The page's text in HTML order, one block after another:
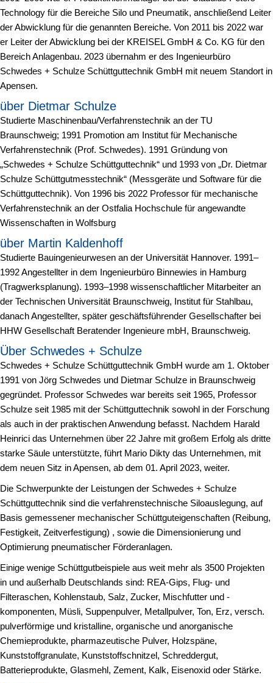
Technology für die Bereiche Silo und Pneumatik, anschließend Leiter
der Abwicklung für die genannten Bereiche. Von 2011 bis 2022 war
er Leiter der Abwicklung bei der KREISEL GmbH & Co. KG für den
Bereich Anlagenbau. 2023 übernahm er des Ingenieurbüro
Schwedes + Schulze Schüttguttechnik GmbH mit neuem Standort in
Apensen.
über Dietmar Schulze
Studierte Maschinenbau/Verfahrenstechnik an der TU
Braunschweig; 1991 Promotion am Institut für Mechanische
Verfahrenstechnik (Prof. Schwedes). 1991 Gründung von
„Schwedes + Schulze Schüttguttechnik“ und 1993 von „Dr. Dietmar
Schulze Schüttgutmesstechnik“ (Messgeräte und Software für die
Schüttguttechnik). Von 1996 bis 2022 Professor für mechanische
Verfahrenstechnik an der Ostfalia Hochschule für angewandte
Wissenschaften in Wolfsburg
über Martin Kaldenhoff
Studierte Bauingenieurwesen an der Universität Hannover. 1991–
1992 Angestellter in dem Ingenieurbüro Binnewies in Hamburg
(Tragwerksplanung). 1993–1998 wissenschaftlicher Mitarbeiter an
der Technischen Universität Braunschweig, Institut für Stahlbau,
danach Angestellter, später geschäftsführender Gesellschafter bei
HHW Gesellschaft Beratender Ingenieure mbH, Braunschweig.
Über Schwedes + Schulze
Schwedes + Schulze Schüttguttechnik GmbH wurde am 1. Oktober
1991 von Jörg Schwedes und Dietmar Schulze in Braunschweig
gegründet. Professor Schwedes war bereits seit 1965, Professor
Schulze seit 1985 mit der Schüttguttechnik sowohl in der Forschung
als auch in der praktischen Anwendung befasst. Nachdem Harald
Heinrici das Unternehmen über 22 Jahre mit großem Erfolg als dritte
starke Säule unterstützte, führt Mario Dikty das Unternehmen, mit
dem neuen Sitz in Apensen, ab dem 01. April 2023, weiter.
Die Schwerpunkte der Leistungen der Schwedes + Schulze
Schüttguttechnik sind die verfahrenstechnische Siloauslegung, auf
Basis gemessener mechanischer Schüttguteigenschaften (Reibung,
Festigkeit, Zeitverfestigung) , sowie die Dimensionierung und
Optimierung pneumatischer Förderanlagen.
Einige wenige Schüttgutbeispiele aus weit mehr als 3500 Projekten
in und außerhalb Deutschlands sind: REA-Gips, Flug- und
Filteraschen, Kohlenstaub, Salz, Zucker, Mischfutter und -
komponenten, Müsli, Suppenpulver, Metallpulver, Ton, Erz, versch.
pulverförmige und kristalline, organische und anorganische
Chemieprodukte, pharmazeutische Pulver, Holzspäne,
Kunststoffgranulate, Kunststoffschnitzel, Schreddergut,
Batterieprodukte, Glasmehl, Zement, Kalk, Eisenoxid oder Stärke.